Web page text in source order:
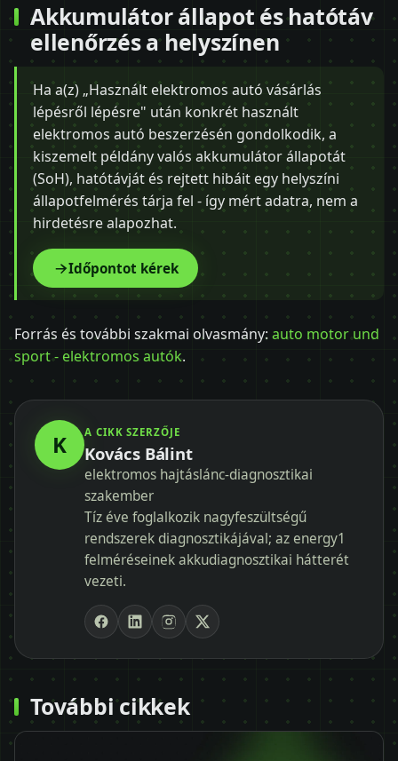
Akkumulátor állapot és hatótáv
ellenőrzés a helyszínen
Ha a(z) „Használt elektromos autó vásárlás
lépésről lépésre" után konkrét használt
elektromos autó beszerzésén gondolkodik, a
kiszemelt példány valós akkumulátor állapotát
(SoH), hatótávját és rejtett hibáit egy helyszíni
állapotfelmérés tárja fel - így mért adatra, nem a
hirdetésre alapozhat.
Időpontot kérek
Forrás és további szakmai olvasmány:auto motor und
sport - elektromos autók.
K A CIKK SZERZŐJE
Kovács Bálint
elektromos hajtáslánc-diagnosztikai
szakember
Tíz éve foglalkozik nagyfeszültségű
rendszerek diagnosztikájával; az energy1
felméréseinek akkudiagnosztikai hátterét
vezeti.
További cikkek